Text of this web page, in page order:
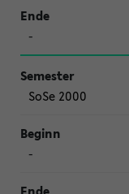
-
SoSe 2000
-